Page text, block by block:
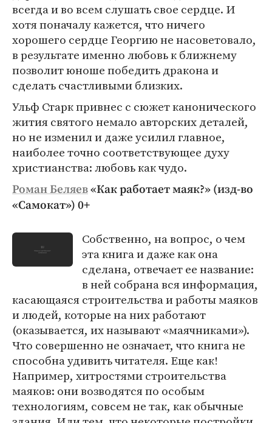
всегда и во всем слушать свое сердце. И
хотя поначалу кажется, что ничего
хорошего сердце Георгию не насоветовало,
в результате именно любовь к ближнему
позволит юноше победить дракона и
сделать счастливыми близких.
Ульф Старк привнес с сюжет канонического
жития святого немало авторских деталей,
но не изменил и даже усилил главное,
наиболее точно соответствующее духу
христианства: любовь как чудо.
Роман Беляев«Как работает маяк?» (изд-во
«Самокат») 0+
Собственно, на вопрос, о чем
эта книга и даже как она
сделана, отвечает ее название:
в ней собрана вся информация,
касающаяся строительства и работы маяков
и людей, которые на них работают
(оказывается, их называют «маячниками»).
Что совершенно не означает, что книга не
способна удивить читателя. Еще как!
Например, хитростями строительства
маяков: они возводятся по особым
технологиям, совсем не так, как обычные